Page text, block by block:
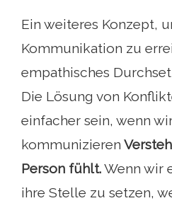
Ein weiteres Konzept,
Kommunikation zu
empathisches
Die Lösung von
einfacher sein, wenn
kommunizieren
Person fühlt.Wenn wir
ihre Stelle zu setzen,